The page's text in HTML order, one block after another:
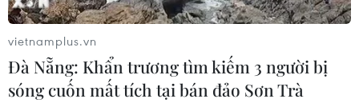
vietnamplus.vn
Đà Nẵng: Khẩn trương tìm kiếm 3 người bị
sóng cuốn mất tích tại bán đảo Sơn Trà